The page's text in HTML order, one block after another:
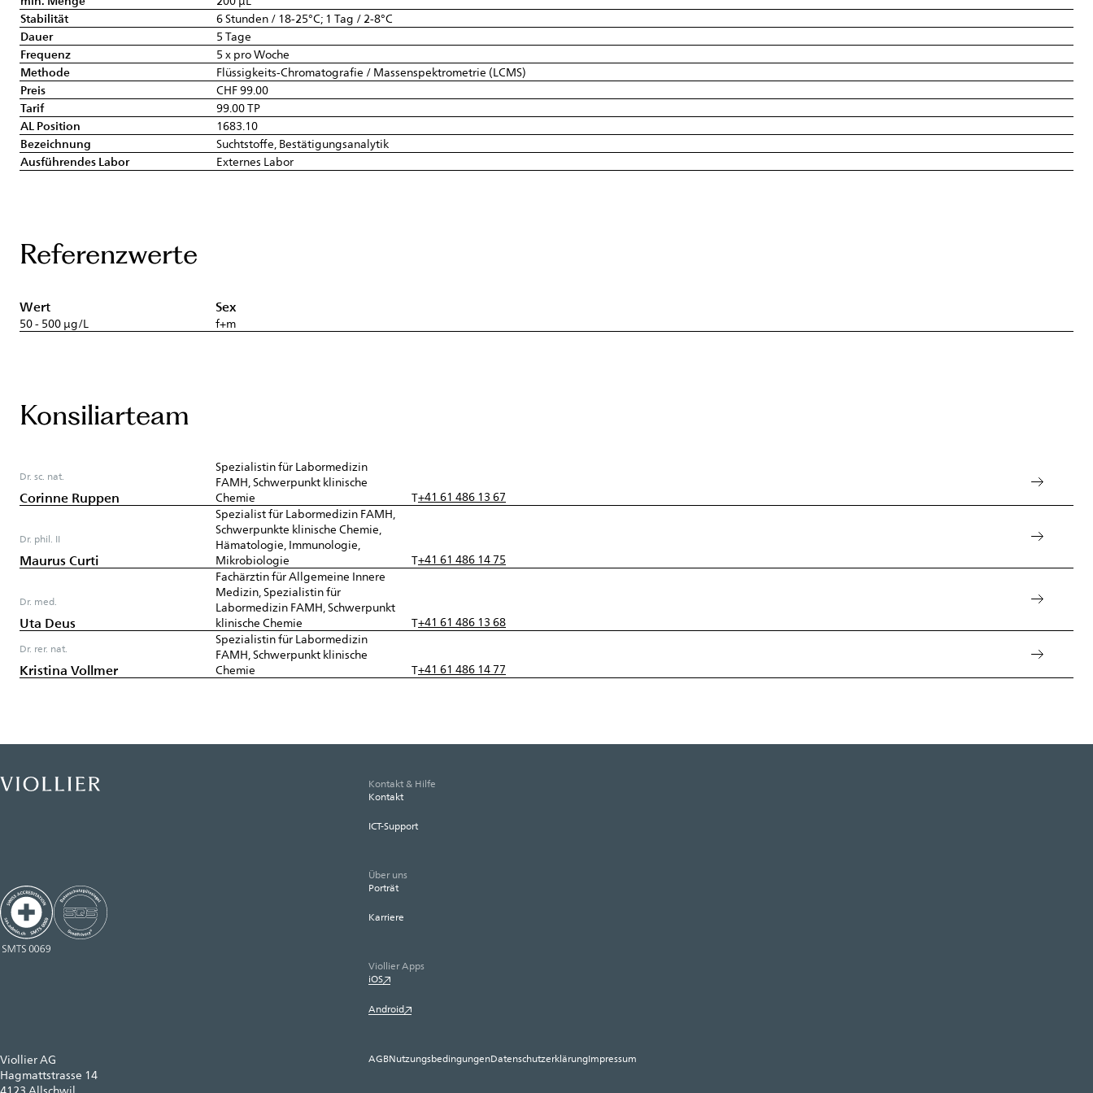
Stabilität
6 Stunden / 18-25°C; 1 Tag / 2-8°C
Dauer
5 Tage
Frequenz
5 x pro Woche
Methode
Flüssigkeits-Chromatografie / Massenspektrometrie (LCMS)
Preis
CHF 99.00
Tarif
99.00 TP
AL Position
1683.10
Bezeichnung
Suchtstoffe, Bestätigungsanalytik
Ausführendes Labor
Externes Labor
Referenzwerte
Wert Sex
50 - 500 µg/L f+m
Konsiliarteam
Dr. sc. nat.
Corinne Ruppen
Spezialistin für Labormedizin
FAMH, Schwerpunkt klinische
Chemie
T+41 61 486 13 67
Dr. phil. II
Maurus Curti
Spezialist für Labormedizin FAMH,
Schwerpunkte klinische Chemie,
Hämatologie, Immunologie,
Mikrobiologie
T+41 61 486 14 75
Dr. med.
Uta Deus
Fachärztin für Allgemeine Innere
Medizin, Spezialistin für
Labormedizin FAMH, Schwerpunkt
klinische Chemie
T+41 61 486 13 68
Dr. rer. nat.
Kristina Vollmer
Spezialistin für Labormedizin
FAMH, Schwerpunkt klinische
Chemie
T+41 61 486 14 77
Viollier AG
Hagmattstrasse 14
Kontakt & Hilfe
Kontakt
ICT-Support
Über uns
Porträt
Karriere
Viollier Apps
iOS
Android
AGBNutzungsbedingungenDatenschutzerklärungImpressum